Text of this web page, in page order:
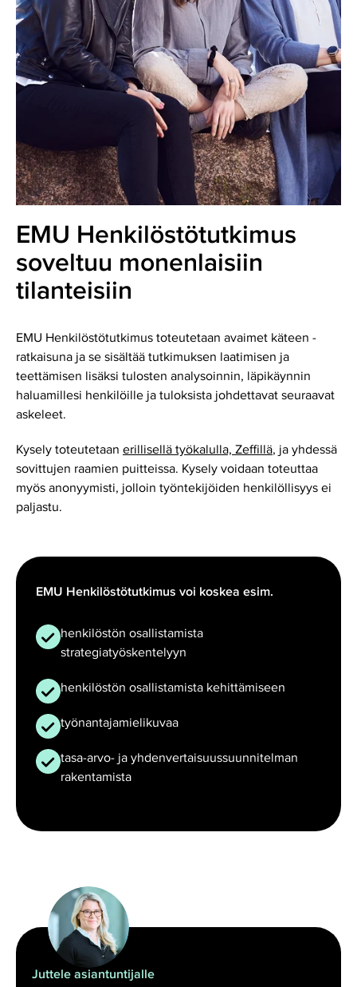
EMU Henkilöstötutkimus
soveltuu monenlaisiin
tilanteisiin
EMU Henkilöstötutkimus toteutetaan avaimet käteen -
ratkaisuna ja se sisältää tutkimuksen laatimisen ja
teettämisen lisäksi tulosten analysoinnin, läpikäynnin
haluamillesi henkilöille ja tuloksista johdettavat seuraavat
askeleet.
Kysely toteutetaan erillisellä työkalulla, Zeffillä, ja yhdessä
sovittujen raamien puitteissa. Kysely voidaan toteuttaa
myös anonyymisti, jolloin työntekijöiden henkilöllisyys ei
paljastu.
EMU Henkilöstötutkimus voi koskea esim.
henkilöstön osallistamista
strategiatyöskentelyyn
henkilöstön osallistamista kehittämiseen
työnantajamielikuvaa
tasa-arvo- ja yhdenvertaisuussuunnitelman
rakentamista
Juttele asiantuntijalle